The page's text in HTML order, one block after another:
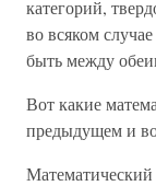
категорий,
во всяком
быть между
Вот какие
предыдущем и